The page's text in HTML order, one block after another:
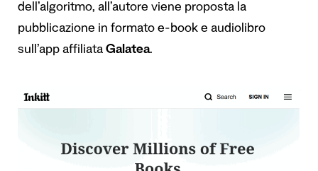
dell’algoritmo, all’autore viene proposta la
pubblicazione in formato e-book e audiolibro
sull’app affiliata Galatea.